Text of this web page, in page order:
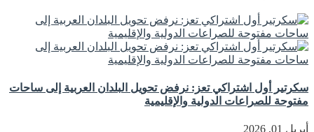
سكرتير أول اشتراكي تعز: نرفض تحويل البلدان العربية إلى ساحات
مفتوحة للصراعات الدولية والإقليمية
أبريل 01, 2026